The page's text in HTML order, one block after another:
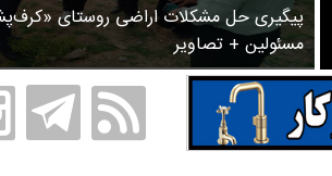
پیگیری حل مشکلات اراضی روستای
مسئولین + تصاویر